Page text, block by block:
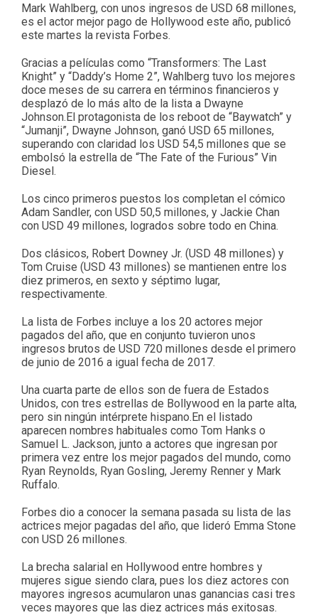
Mark Wahlberg, con unos ingresos de USD 68 millones,
es el actor mejor pago de Hollywood este año, publicó
este martes la revista Forbes.
Gracias a películas como “Transformers: The Last
Knight” y “Daddy’s Home 2”, Wahlberg tuvo los mejores
doce meses de su carrera en términos financieros y
desplazó de lo más alto de la lista a Dwayne
Johnson.El protagonista de los reboot de “Baywatch” y
“Jumanji”, Dwayne Johnson, ganó USD 65 millones,
superando con claridad los USD 54,5 millones que se
embolsó la estrella de “The Fate of the Furious” Vin
Diesel.
Los cinco primeros puestos los completan el cómico
Adam Sandler, con USD 50,5 millones, y Jackie Chan
con USD 49 millones, logrados sobre todo en China.
Dos clásicos, Robert Downey Jr. (USD 48 millones) y
Tom Cruise (USD 43 millones) se mantienen entre los
diez primeros, en sexto y séptimo lugar,
respectivamente.
La lista de Forbes incluye a los 20 actores mejor
pagados del año, que en conjunto tuvieron unos
ingresos brutos de USD 720 millones desde el primero
de junio de 2016 a igual fecha de 2017.
Una cuarta parte de ellos son de fuera de Estados
Unidos, con tres estrellas de Bollywood en la parte alta,
pero sin ningún intérprete hispano.En el listado
aparecen nombres habituales como Tom Hanks o
Samuel L. Jackson, junto a actores que ingresan por
primera vez entre los mejor pagados del mundo, como
Ryan Reynolds, Ryan Gosling, Jeremy Renner y Mark
Ruffalo.
Forbes dio a conocer la semana pasada su lista de las
actrices mejor pagadas del año, que lideró Emma Stone
con USD 26 millones.
La brecha salarial en Hollywood entre hombres y
mujeres sigue siendo clara, pues los diez actores con
mayores ingresos acumularon unas ganancias casi tres
veces mayores que las diez actrices más exitosas.